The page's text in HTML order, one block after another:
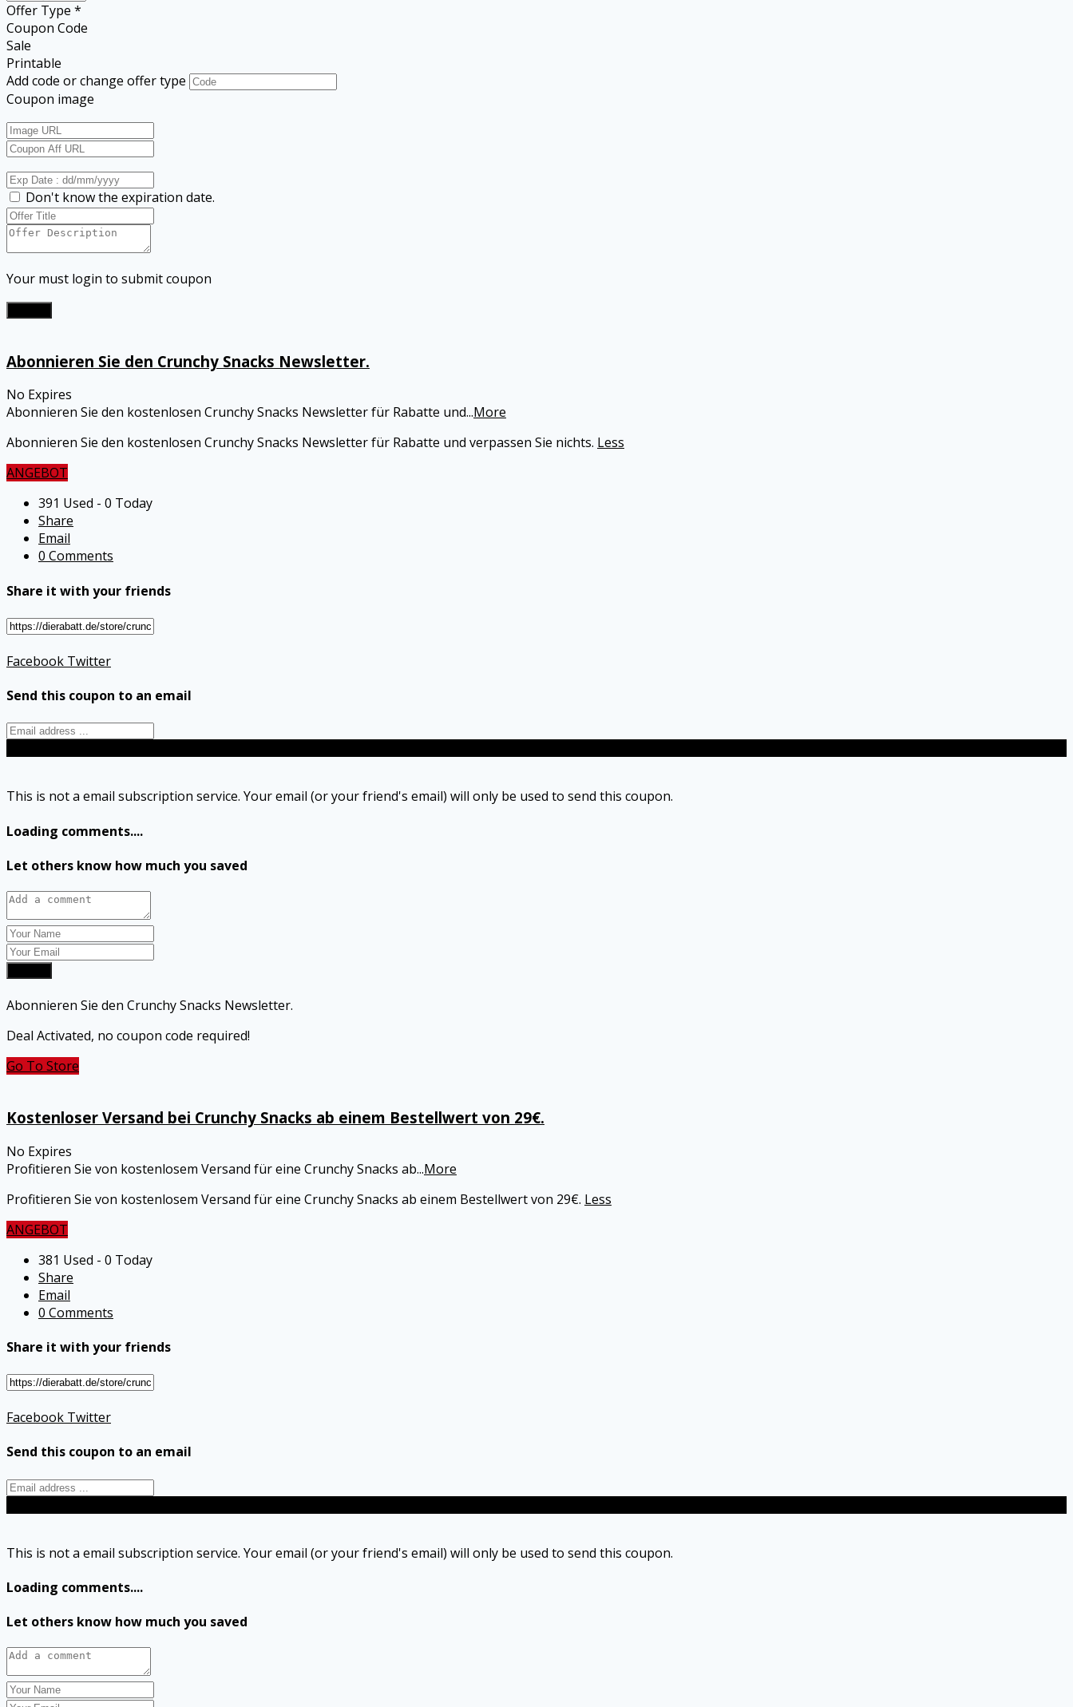
Offer Type *
Coupon Code
Sale
Printable
Add code or change offer type
Coupon image
Don't know the expiration date.
Your must login to submit coupon
Abonnieren Sie den Crunchy Snacks Newsletter.
No Expires
Abonnieren Sie den kostenlosen Crunchy Snacks Newsletter für Rabatte und...More
Abonnieren Sie den kostenlosen Crunchy Snacks Newsletter für Rabatte und verpassen Sie nichts. Less
ANGEBOT
391 Used - 0 Today
Share
Email
0 Comments
Share it with your friends
Facebook Twitter
Send this coupon to an email
This is not a email subscription service. Your email (or your friend's email) will only be used to send this coupon.
Loading comments....
Let others know how much you saved
Abonnieren Sie den Crunchy Snacks Newsletter.
Deal Activated, no coupon code required!
Go To Store
Kostenloser Versand bei Crunchy Snacks ab einem Bestellwert von 29€.
No Expires
Profitieren Sie von kostenlosem Versand für eine Crunchy Snacks ab...More
Profitieren Sie von kostenlosem Versand für eine Crunchy Snacks ab einem Bestellwert von 29€. Less
ANGEBOT
381 Used - 0 Today
Share
Email
0 Comments
Share it with your friends
Facebook Twitter
Send this coupon to an email
This is not a email subscription service. Your email (or your friend's email) will only be used to send this coupon.
Loading comments....
Let others know how much you saved